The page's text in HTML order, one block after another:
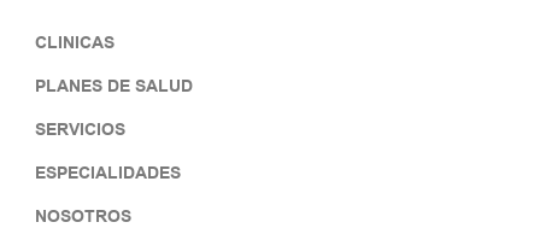
CLINICAS
PLANES DE SALUD
SERVICIOS
ESPECIALIDADES
NOSOTROS